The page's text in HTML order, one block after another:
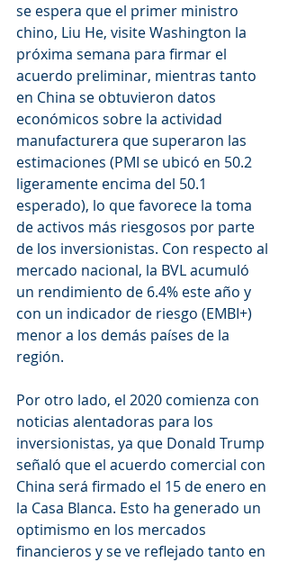
se espera que el primer ministro
chino, Liu He, visite Washington la
próxima semana para firmar el
acuerdo preliminar, mientras tanto
en China se obtuvieron datos
económicos sobre la actividad
manufacturera que superaron las
estimaciones (PMI se ubicó en 50.2
ligeramente encima del 50.1
esperado), lo que favorece la toma
de activos más riesgosos por parte
de los inversionistas. Con respecto al
mercado nacional, la BVL acumuló
un rendimiento de 6.4% este año y
con un indicador de riesgo (EMBI+)
menor a los demás países de la
región.
Por otro lado, el 2020 comienza con
noticias alentadoras para los
inversionistas, ya que Donald Trump
señaló que el acuerdo comercial con
China será firmado el 15 de enero en
la Casa Blanca. Esto ha generado un
optimismo en los mercados
financieros y se ve reflejado tanto en